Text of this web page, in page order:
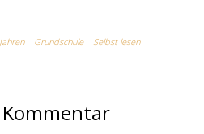
Grundschule
Selbst lesen